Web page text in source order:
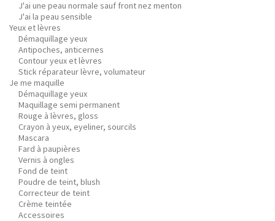
J'ai une peau normale sauf front nez menton
J'ai la peau sensible
Yeux et lèvres
Démaquillage yeux
Antipoches, anticernes
Contour yeux et lèvres
Stick réparateur lèvre, volumateur
Je me maquille
Démaquillage yeux
Maquillage semi permanent
Rouge à lèvres, gloss
Crayon à yeux, eyeliner, sourcils
Mascara
Fard à paupières
Vernis à ongles
Fond de teint
Poudre de teint, blush
Correcteur de teint
Crème teintée
Accessoires